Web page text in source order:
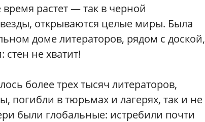
растет — так в черной
открываются целые миры. Была
доме литераторов, рядом с доской,
не хватит!
более трех тысяч литераторов,
погибли в тюрьмах и лагерях, так и не
были глобальные: истребили почти